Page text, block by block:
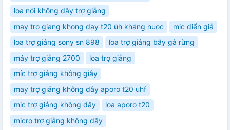
loa nói không dây trợ giảng
may tro giang khong day t20 ùh kháng nuoc
mic diển giả
loa trợ giảng sony sn 898
loa trợ giảng bẫy gà rừng
máy trợ giảng 2700
loa trợ giảng
míc trợ giảng không giây
may trợ giảng không dây aporo t20 uhf
mic trợ giảng không dây
loa aporo t20
micro trợ giảng không dây